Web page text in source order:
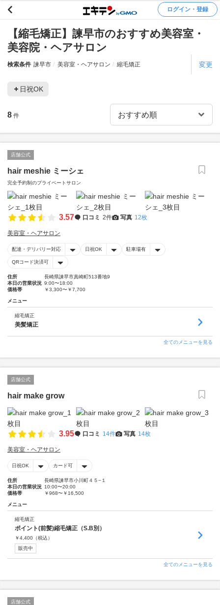
ログイン・登録
【縮毛矯正】諫早市のおすすめ美容室・
美容院・ヘアサロン
検索条件 諫早市 美容室・ヘアサロン 縮毛矯正 変更
日祝OK
8 件
店舗公式
hair meshie ミーシェ
完全予約制のプライベートサロン
3.57 口コミ 2件 写真 12枚
美容室・ヘアサロン
配達・デリバリー対応 日祝OK 駐車場有
QRコード決済可
住所
長崎県諫早市真崎町513番地9
本日の営業状況 9:00〜18:00
価格帯
￥3,300〜￥7,700
メニュー
縮毛矯正
美髪矯正
全てのメニューを見る
店舗公式
hair make grow
3.95 口コミ 14件 写真 14枚
美容室・ヘアサロン
日祝OK カード可
住所
長崎県諫早市小川町４５−１
本日の営業状況 10:00〜20:00
価格帯
￥968〜￥16,500
メニュー
縮毛矯正
ポイント(前髪)縮毛矯正（S.B別）
￥4,400 （税込）
販売中
全てのメニューを見る
店舗公式